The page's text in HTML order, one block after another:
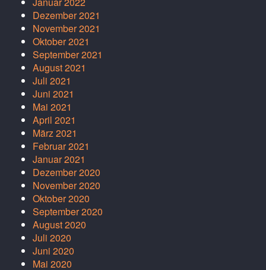
Dezember 2021
November 2021
Oktober 2021
September 2021
August 2021
Juli 2021
Juni 2021
Mai 2021
April 2021
März 2021
Februar 2021
Januar 2021
Dezember 2020
November 2020
Oktober 2020
September 2020
August 2020
Juli 2020
Juni 2020
Mai 2020